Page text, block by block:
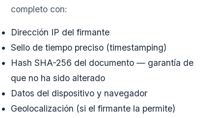
completo con:
Dirección IP del firmante
Sello de tiempo preciso (timestamping)
Hash SHA-256 del documento — garantía de
que no ha sido alterado
Datos del dispositivo y navegador
Geolocalización (si el firmante la permite)